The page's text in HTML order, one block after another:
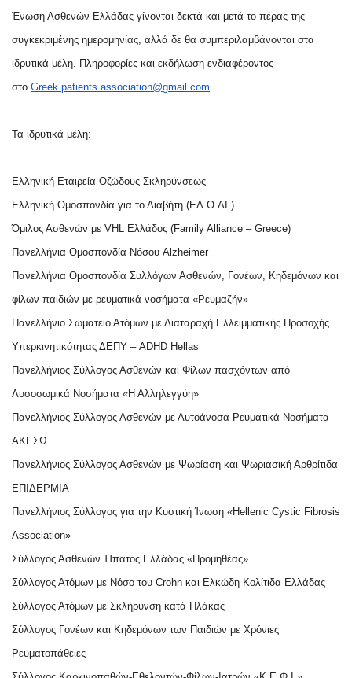
Ένωση Ασθενών Ελλάδας γίνονται δεκτά και μετά το πέρας της
συγκεκριμένης ημερομηνίας, αλλά δε θα συμπεριλαμβάνονται στα
ιδρυτικά μέλη. Πληροφορίες και εκδήλωση ενδιαφέροντος
στο Greek.patients.association@gmail.com
Τα ιδρυτικά μέλη:
Ελληνική Εταιρεία Οζώδους Σκληρύνσεως
Ελληνική Ομοσπονδία για το Διαβήτη (ΕΛ.Ο.ΔΙ.)
Όμιλος Ασθενών με VHL Ελλάδος (Family Alliance – Greece)
Πανελλήνια Ομοσπονδία Νόσου Alzheimer
Πανελλήνια Ομοσπονδία Συλλόγων Ασθενών, Γονέων, Κηδεμόνων και
φίλων παιδιών με ρευματικά νοσήματα «Ρευμαζήν»
Πανελλήνιο Σωματείο Ατόμων με Διαταραχή Ελλειμματικής Προσοχής
Υπερκινητικότητας ΔΕΠΥ – ADHD Hellas
Πανελλήνιος Σύλλογος Ασθενών και Φίλων πασχόντων από
Λυσοσωμικά Νοσήματα «Η Αλληλεγγύη»
Πανελλήνιος Σύλλογος Ασθενών με Αυτοάνοσα Ρευματικά Νοσήματα
ΑΚΕΣΩ
Πανελλήνιος Σύλλογος Ασθενών με Ψωρίαση και Ψωριασική Αρθρίτιδα
ΕΠΙΔΕΡΜΙΑ
Πανελλήνιος Σύλλογος για την Κυστική Ίνωση «Hellenic Cystic Fibrosis
Association»
Σύλλογος Ασθενών Ήπατος Ελλάδας «Προμηθέας»
Σύλλογος Ατόμων με Νόσο του Crohn και Ελκώδη Κολίτιδα Ελλάδας
Σύλλογος Ατόμων με Σκλήρυνση κατά Πλάκας
Σύλλογος Γονέων και Κηδεμόνων των Παιδιών με Χρόνιες
Ρευματοπάθειες